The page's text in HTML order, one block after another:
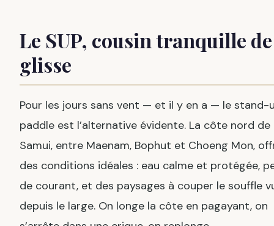
Le SUP, cousin tranquille
glisse
Pour les jours sans vent — et il y en a — le stand-
paddle est l’alternative évidente. La côte nord de
Samui, entre Maenam, Bophut et Choeng Mon,
des conditions idéales : eau calme et protégée,
de courant, et des paysages à couper le souffle
depuis le large. On longe la côte en pagayant, on